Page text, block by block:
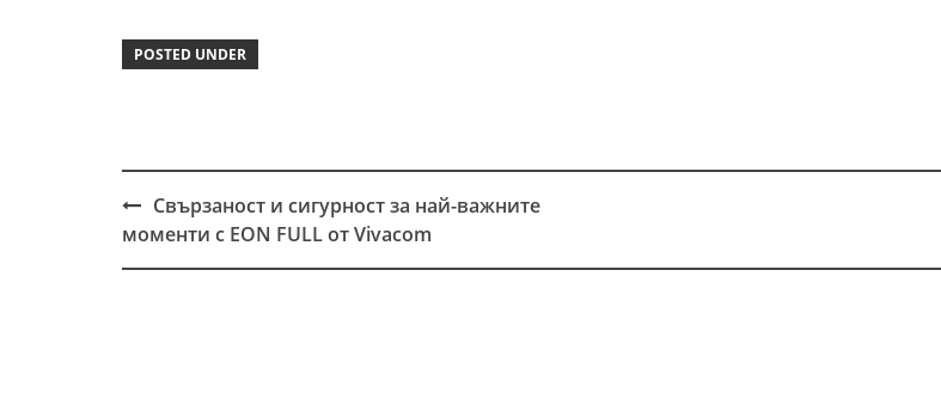
POSTED UNDER
Post
Свързаност и сигурност за най-важните
моменти с EON FULL от Vivacom